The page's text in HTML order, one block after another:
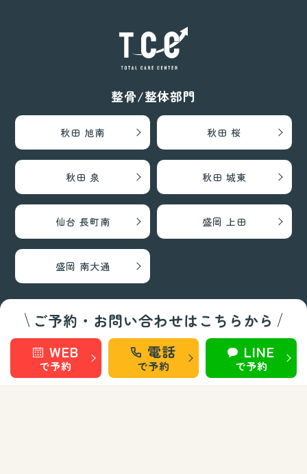
ご予約・お問い合わせはこちらから
WEB
で予約
電話
で予約
LINE
で予約
整骨/整体部門
秋田 旭南 秋田 桜
秋田 泉 秋田 城東
仙台 長町南 盛岡 上田
盛岡 南大通
巻き爪矯正・フットケア部門
秋田 旭南 秋田 泉